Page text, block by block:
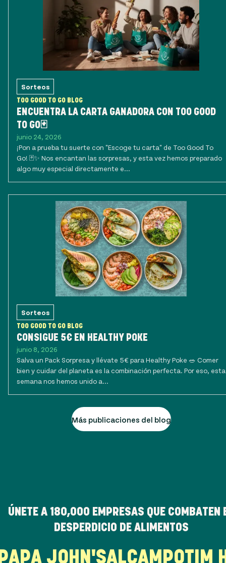
Sorteos
TOO GOOD TO GO BLOG
ENCUENTRA LA CARTA GANADORA CON TOO GOOD
TO GO🃏
junio 24, 2026
¡Pon a prueba tu suerte con "Escoge tu carta" de Too Good To
Go! 🃏✨ Nos encantan las sorpresas, y esta vez hemos preparado
algo muy especial directamente e...
Sorteos
TOO GOOD TO GO BLOG
CONSIGUE 5€ EN HEALTHY POKE
junio 8, 2026
Salva un Pack Sorpresa y llévate 5€ para Healthy Poke 🥗 Comer
bien y cuidar del planeta es la combinación perfecta. Por eso, esta
semana nos hemos unido a...
Más publicaciones del blog
ÚNETE A 180,000 EMPRESAS QUE COMBATEN
DESPERDICIO DE ALIMENTOS
PAPA JOHN'SALCAMPO